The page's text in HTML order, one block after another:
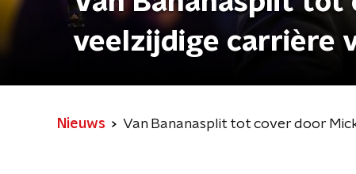
veelzijdige carrière
Nieuws Van Bananasplit tot cover door